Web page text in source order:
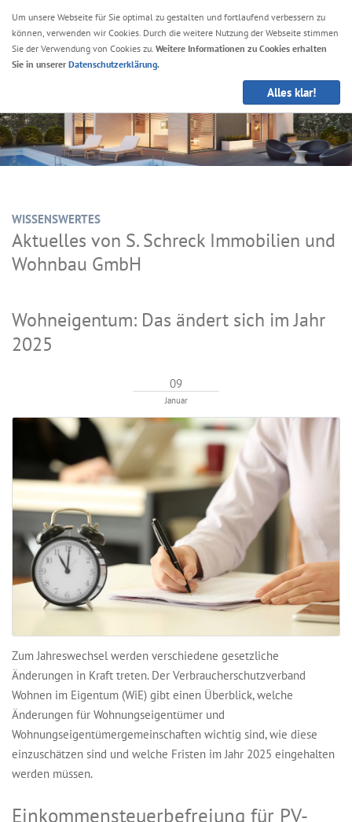
WISSENSWERTES
Aktuelles von S. Schreck Immobilien und
Wohnbau GmbH
Wohneigentum: Das ändert sich im Jahr
2025
09
Januar
Zum Jahreswechsel werden verschiedene gesetzliche
Änderungen in Kraft treten. Der Verbraucherschutzverband
Wohnen im Eigentum (WiE) gibt einen Überblick, welche
Änderungen für Wohnungseigentümer und
Wohnungseigentümergemeinschaften wichtig sind, wie diese
einzuschätzen sind und welche Fristen im Jahr 2025 eingehalten
werden müssen.
Einkommensteuerbefreiung für PV-
Um unsere Webseite für Sie optimal zu gestalten und fortlaufend verbessern zu
können, verwenden wir Cookies. Durch die weitere Nutzung der Webseite stimmen
Sie der Verwendung von Cookies zu. Weitere Informationen zu Cookies erhalten
Sie in unserer Datenschutzerklärung.
Alles klar!